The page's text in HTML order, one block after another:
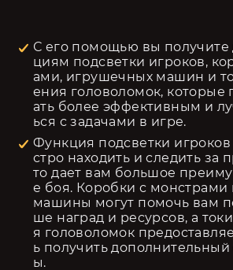
С его помощью вы получите
циям подсветки игроков,
ами, игрушечных машин и
ения головоломок, которые
ать более эффективным и
ься с задачами в игре.
Функция подсветки
стро находить и следить за
то дает вам большое
е боя. Коробки с
машины могут помочь вам
ше наград и ресурсов, а
я головоломок
ь получить
ы.